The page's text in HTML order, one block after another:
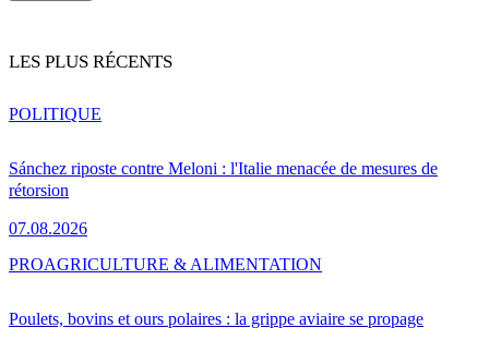
LES PLUS RÉCENTS
Sánchez riposte contre Meloni : l'Italie menacée de mesures de
rétorsion
07.08.2026
POLITIQUE
Poulets, bovins et ours polaires : la grippe aviaire se propage
PROAGRICULTURE & ALIMENTATION